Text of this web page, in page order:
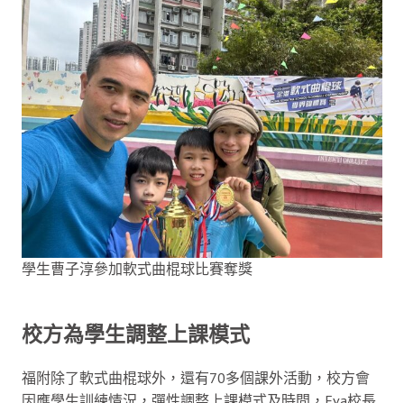
學生曹子淳參加軟式曲棍球比賽奪獎
校方為學生調整上課模式
福附除了軟式曲棍球外，還有70多個課外活動，校方會